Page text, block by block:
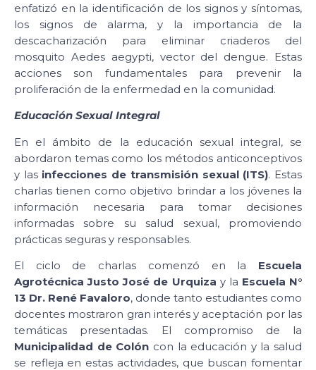
enfatizó en la identificación de los signos y síntomas,
los signos de alarma, y la importancia de la
descacharización para eliminar criaderos del
mosquito Aedes aegypti, vector del dengue. Estas
acciones son fundamentales para prevenir la
proliferación de la enfermedad en la comunidad.
Educación Sexual Integral
En el ámbito de la educación sexual integral, se
abordaron temas como los métodos anticonceptivos
y las infecciones de transmisión sexual (ITS). Estas
charlas tienen como objetivo brindar a los jóvenes la
información necesaria para tomar decisiones
informadas sobre su salud sexual, promoviendo
prácticas seguras y responsables.
El ciclo de charlas comenzó en la Escuela
Agrotécnica Justo José de Urquiza y la Escuela N°
13 Dr. René Favaloro, donde tanto estudiantes como
docentes mostraron gran interés y aceptación por las
temáticas presentadas. El compromiso de la
Municipalidad de Colón con la educación y la salud
se refleja en estas actividades, que buscan fomentar